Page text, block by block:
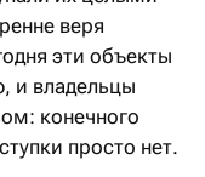
веря
эти объекты
и владельцы
конечного
просто нет.